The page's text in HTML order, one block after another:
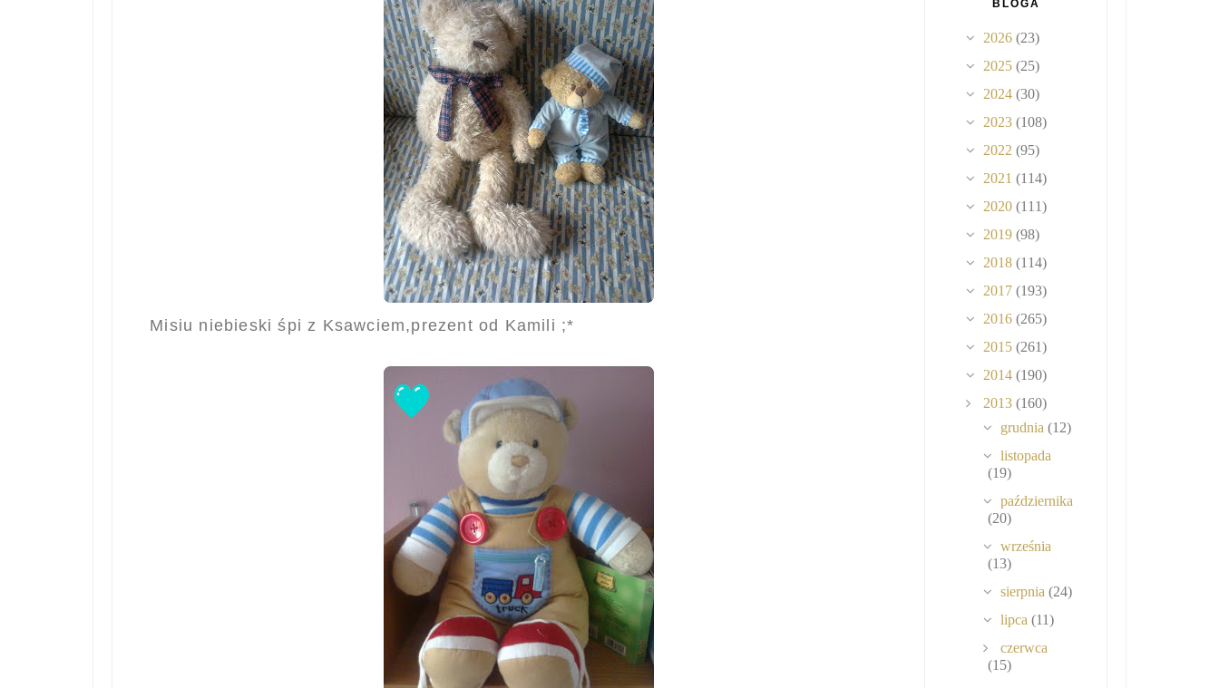
Misiu niebieski śpi z Ksawciem,prezent od Kamili ;*
BLOGA
2026 (23)
2025 (25)
2024 (30)
2023 (108)
2022 (95)
2021 (114)
2020 (111)
2019 (98)
2018 (114)
2017 (193)
2016 (265)
2015 (261)
2014 (190)
2013 (160)
grudnia(12)
listopada
(19)
października
(20)
września
(13)
sierpnia(24)
lipca(11)
czerwca
(15)